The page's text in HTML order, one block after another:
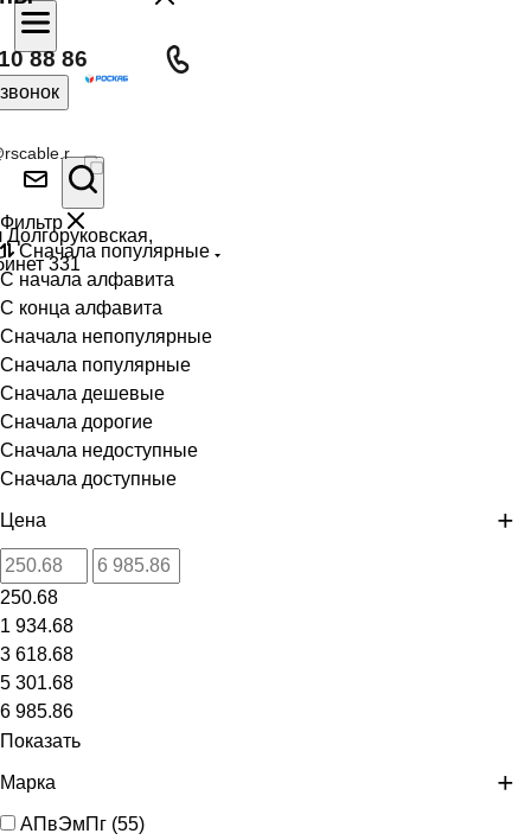
88 86
331
Фильтр
Сначала популярные
С начала алфавита
С конца алфавита
Сначала непопулярные
Сначала популярные
Сначала дешевые
Сначала дорогие
Сначала недоступные
Сначала доступные
Цена
250.68
1 934.68
3 618.68
5 301.68
6 985.86
Показать
Марка
АПвЭмПг (55)